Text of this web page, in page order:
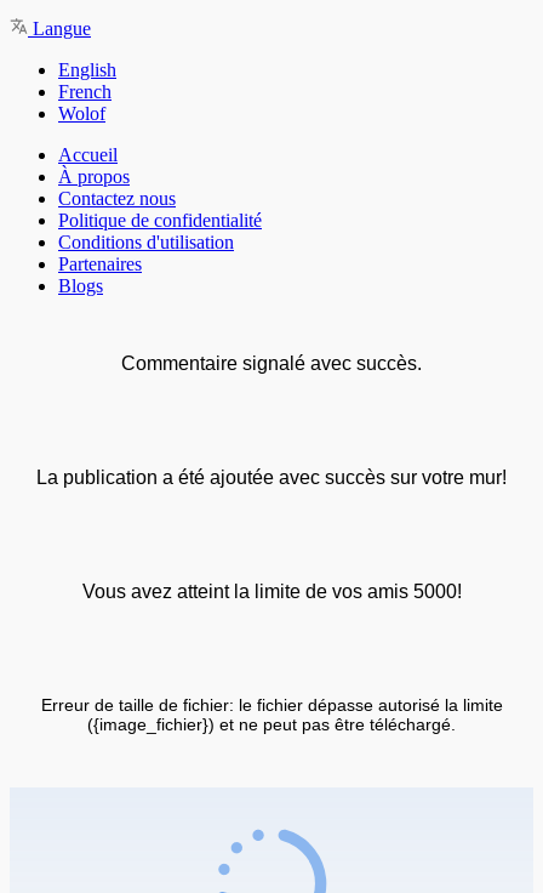
Langue
English
French
Wolof
Accueil
À propos
Contactez nous
Politique de confidentialité
Conditions d'utilisation
Partenaires
Blogs
Commentaire signalé avec succès.
La publication a été ajoutée avec succès sur votre mur!
Vous avez atteint la limite de vos amis 5000!
Erreur de taille de fichier: le fichier dépasse autorisé la limite
({image_fichier}) et ne peut pas être téléchargé.